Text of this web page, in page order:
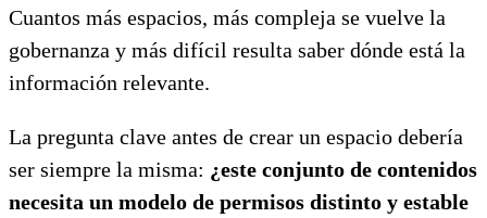
Cuantos más espacios, más compleja se vuelve la
gobernanza y más difícil resulta saber dónde está la
información relevante.
La pregunta clave antes de crear un espacio debería
ser siempre la misma: ¿este conjunto de contenidos
necesita un modelo de permisos distinto y estable